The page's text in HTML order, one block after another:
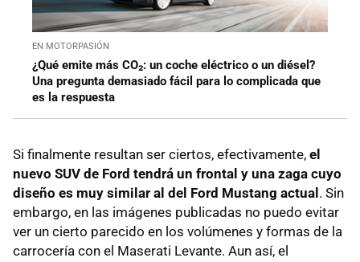
EN MOTORPASIÓN
¿Qué emite más CO₂: un coche eléctrico o un diésel?
Una pregunta demasiado fácil para lo complicada que
es la respuesta
Si finalmente resultan ser ciertos, efectivamente, el
nuevo SUV de Ford tendrá un frontal y una zaga cuyo
diseño es muy similar al del Ford Mustang actual. Sin
embargo, en las imágenes publicadas no puedo evitar
ver un cierto parecido en los volúmenes y formas de la
carrocería con el Maserati Levante. Aun así, el